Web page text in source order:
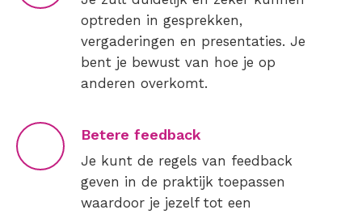
optreden in gesprekken,
vergaderingen en presentaties. Je
bent je bewust van hoe je op
anderen overkomt.
Betere feedback
Je kunt de regels van feedback
geven in de praktijk toepassen
waardoor je jezelf tot een